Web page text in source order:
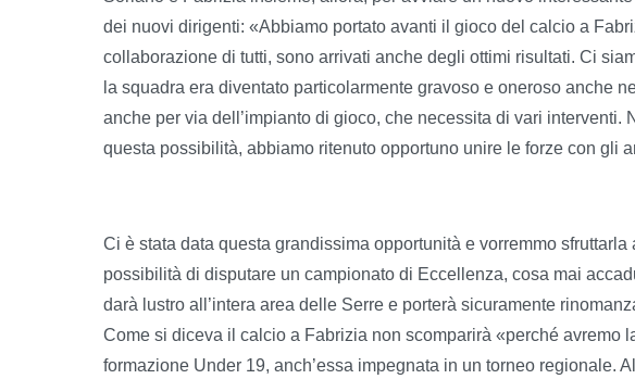
dei nuovi dirigenti: «Abbiamo portato avanti il gioco del calcio a
collaborazione di tutti, sono arrivati anche degli ottimi risultati. Ci
la squadra era diventato particolarmente gravoso e oneroso anche
anche per via dell’impianto di gioco, che necessita di vari interventi.
questa possibilità, abbiamo ritenuto opportuno unire le forze con gli
Ci è stata data questa grandissima opportunità e vorremmo
possibilità di disputare un campionato di Eccellenza, cosa mai
darà lustro all’intera area delle Serre e porterà sicuramente
Come si diceva il calcio a Fabrizia non scomparirà «perché avremo
formazione Under 19, anch’essa impegnata in un torneo regionale.